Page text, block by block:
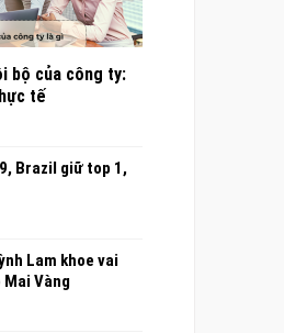
bộ của công ty:
tế
Brazil giữ top 1,
Lam khoe vai
Vàng